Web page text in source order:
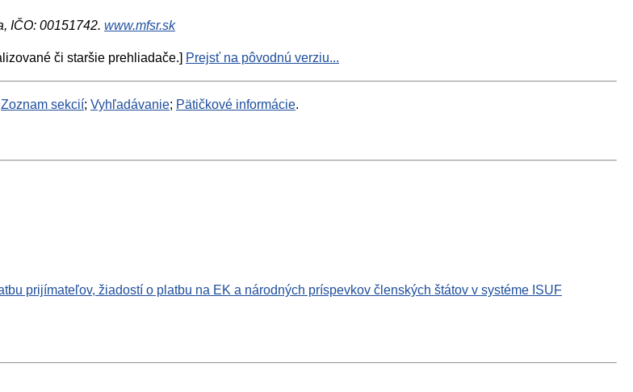
IČO: 00151742. www.mfsr.sk
či staršie prehliadače.] Prejsť na pôvodnú verziu...
Zoznam sekcií; Vyhľadávanie; Pätičkové informácie.
prijímateľov, žiadostí o platbu na EK a národných príspevkov členských štátov v systéme ISUF